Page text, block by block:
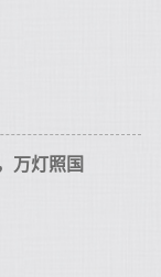
万灯照国